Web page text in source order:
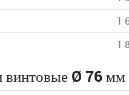
1
1
винтовые Ø 76 мм